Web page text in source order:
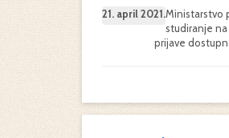
21. april 2021.Ministarstvo
studiranje
prijave